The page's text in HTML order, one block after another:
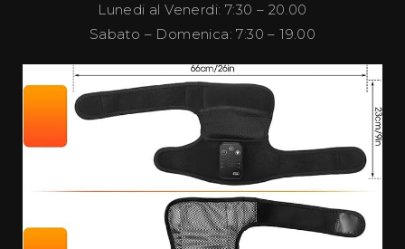
Lunedi al Venerdi: 7:30 – 20.00
Sabato – Domenica: 7:30 – 19.00